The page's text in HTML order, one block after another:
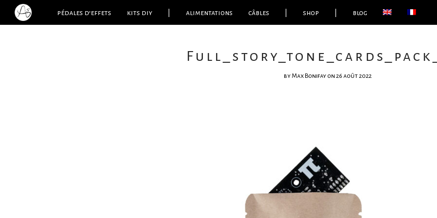
pédales d’effets kits diy alimentations câbles shop blog
byMax Bonifay on 26 août 2022